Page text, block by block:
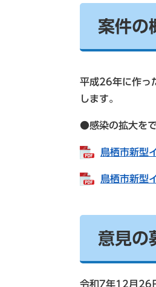
案件の
平成26年に作っ
します。
●感染の拡大を
鳥栖市新型
鳥栖市新型
意見の
令和7年12月26